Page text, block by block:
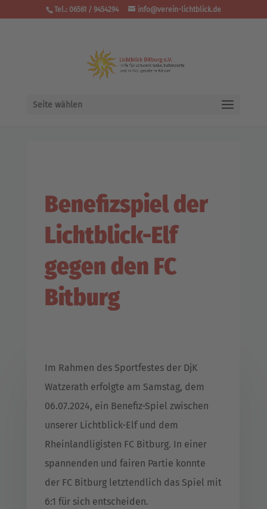
Tel.: 06561 / 9454294 info@verein-lichtblick.de
Seite wählen
Benefizspiel der
Lichtblick-Elf
gegen den FC
Bitburg
Im Rahmen des Sportfestes der DjK
Watzerath erfolgte am Samstag, dem
06.07.2024, ein Benefiz-Spiel zwischen
unserer Lichtblick-Elf und dem
Rheinlandligisten FC Bitburg. In einer
spannenden und fairen Partie konnte
der FC Bitburg letztendlich das Spiel mit
6:1 für sich entscheiden.